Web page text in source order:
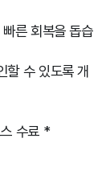
른 회복을 돕습
할 수 있도록 개
수료 *